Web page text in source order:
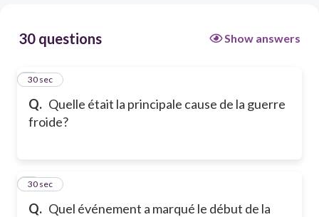
30 questions Show answers
Q. Quelle était la principale cause de la guerre
froide?
1
30 sec
Q. Quel événement a marqué le début de la
2
30 sec